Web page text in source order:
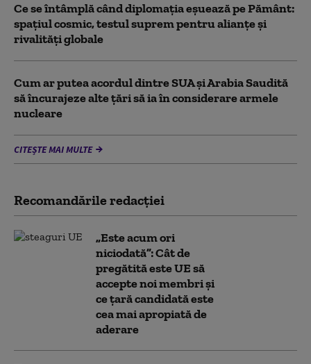
Ce se întâmplă când diplomația eșuează pe Pământ:
spațiul cosmic, testul suprem pentru alianțe și
rivalități globale
Cum ar putea acordul dintre SUA și Arabia Saudită
să încurajeze alte țări să ia în considerare armele
nucleare
CITEȘTE MAI MULTE
Recomandările redacţiei
„Este acum ori
niciodată”: Cât de
pregătită este UE să
accepte noi membri și
ce țară candidată este
cea mai apropiată de
aderare